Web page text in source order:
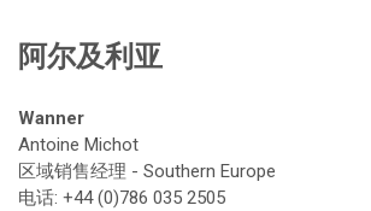
阿尔及利亚
Wanner
Antoine Michot
区域销售经理 - Southern Europe
电话: +44 (0)786 035 2505